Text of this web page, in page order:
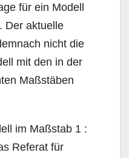
für ein Modell
Der aktuelle
nicht die
mit den in der
Maßstäben
im Maßstab 1 :
Referat für